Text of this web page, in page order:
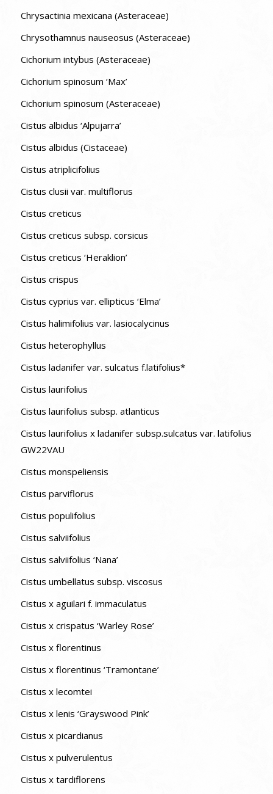
Chrysactinia mexicana (Asteraceae)
Chrysothamnus nauseosus (Asteraceae)
Cichorium intybus (Asteraceae)
Cichorium spinosum ‘Max’
Cichorium spinosum (Asteraceae)
Cistus albidus ‘Alpujarra’
Cistus albidus (Cistaceae)
Cistus atriplicifolius
Cistus clusii var. multiflorus
Cistus creticus
Cistus creticus subsp. corsicus
Cistus creticus ‘Heraklion’
Cistus crispus
Cistus cyprius var. ellipticus ‘Elma’
Cistus halimifolius var. lasiocalycinus
Cistus heterophyllus
Cistus ladanifer var. sulcatus f.latifolius*
Cistus laurifolius
Cistus laurifolius subsp. atlanticus
Cistus laurifolius x ladanifer subsp.sulcatus var. latifolius
GW22VAU
Cistus monspeliensis
Cistus parviflorus
Cistus populifolius
Cistus salviifolius
Cistus salviifolius ‘Nana’
Cistus umbellatus subsp. viscosus
Cistus x aguilari f. immaculatus
Cistus x crispatus ‘Warley Rose’
Cistus x florentinus
Cistus x florentinus ‘Tramontane’
Cistus x lecomtei
Cistus x lenis ‘Grayswood Pink’
Cistus x picardianus
Cistus x pulverulentus
Cistus x tardiflorens